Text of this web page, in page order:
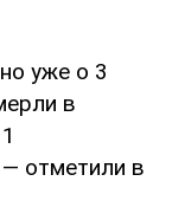
уже о 3
в
— отметили в